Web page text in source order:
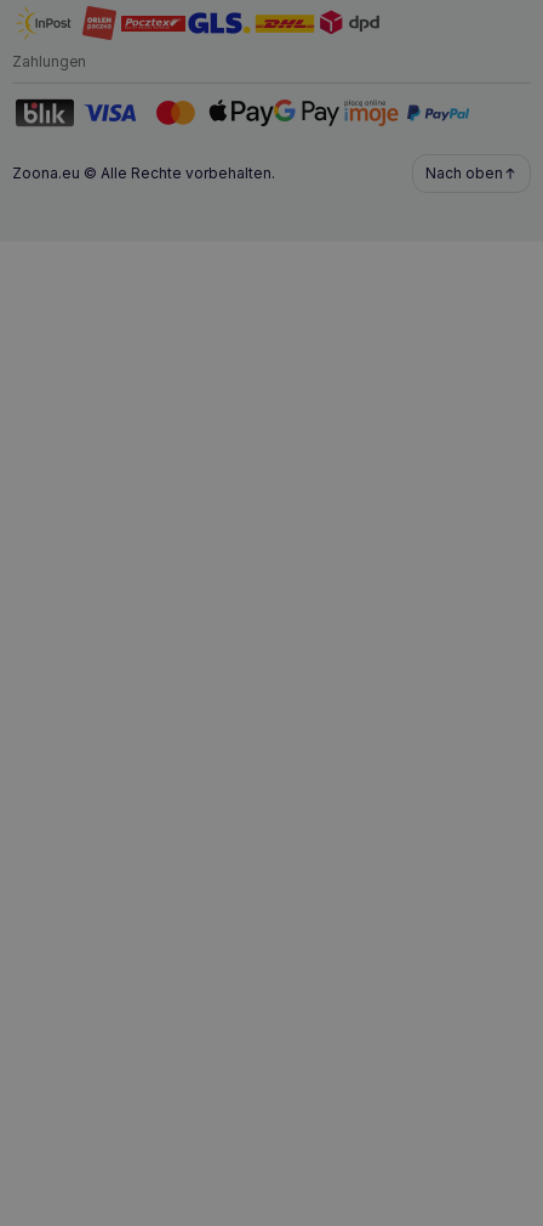
Zahlungen
Zoona.eu © Alle Rechte vorbehalten. Nach oben